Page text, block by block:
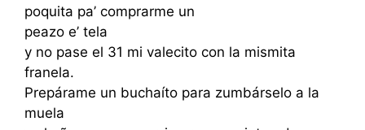
poquita pa’ comprarme un
peazo e’ tela
y no pase el 31 mi valecito con la mismita
franela.
Prepárame un buchaíto para zumbárselo a la
muela